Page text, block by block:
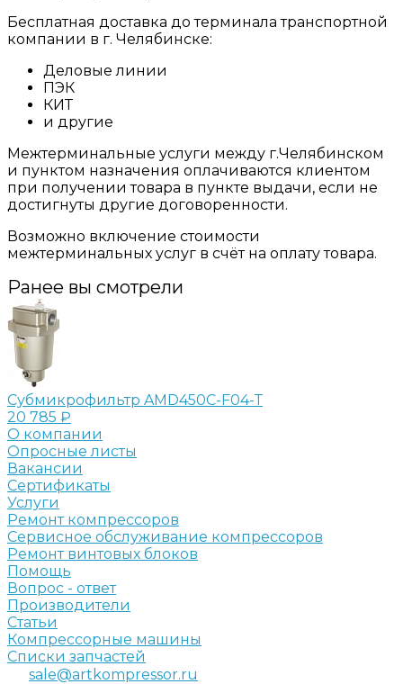
Бесплатная доставка до терминала транспортной
компании в г. Челябинске:
Деловые линии
ПЭК
КИТ
и другие
Межтерминальные услуги между г.Челябинском
и пунктом назначения оплачиваются клиентом
при получении товара в пункте выдачи, если не
достигнуты другие договоренности.
Возможно включение стоимости
межтерминальных услуг в счёт на оплату товара.
Ранее вы смотрели
Субмикрофильтр AMD450C-F04-Т
20 785 ₽
О компании
Опросные листы
Вакансии
Сертификаты
Услуги
Ремонт компрессоров
Сервисное обслуживание компрессоров
Ремонт винтовых блоков
Помощь
Вопрос - ответ
Производители
Статьи
Компрессорные машины
Списки запчастей
sale@artkompressor.ru